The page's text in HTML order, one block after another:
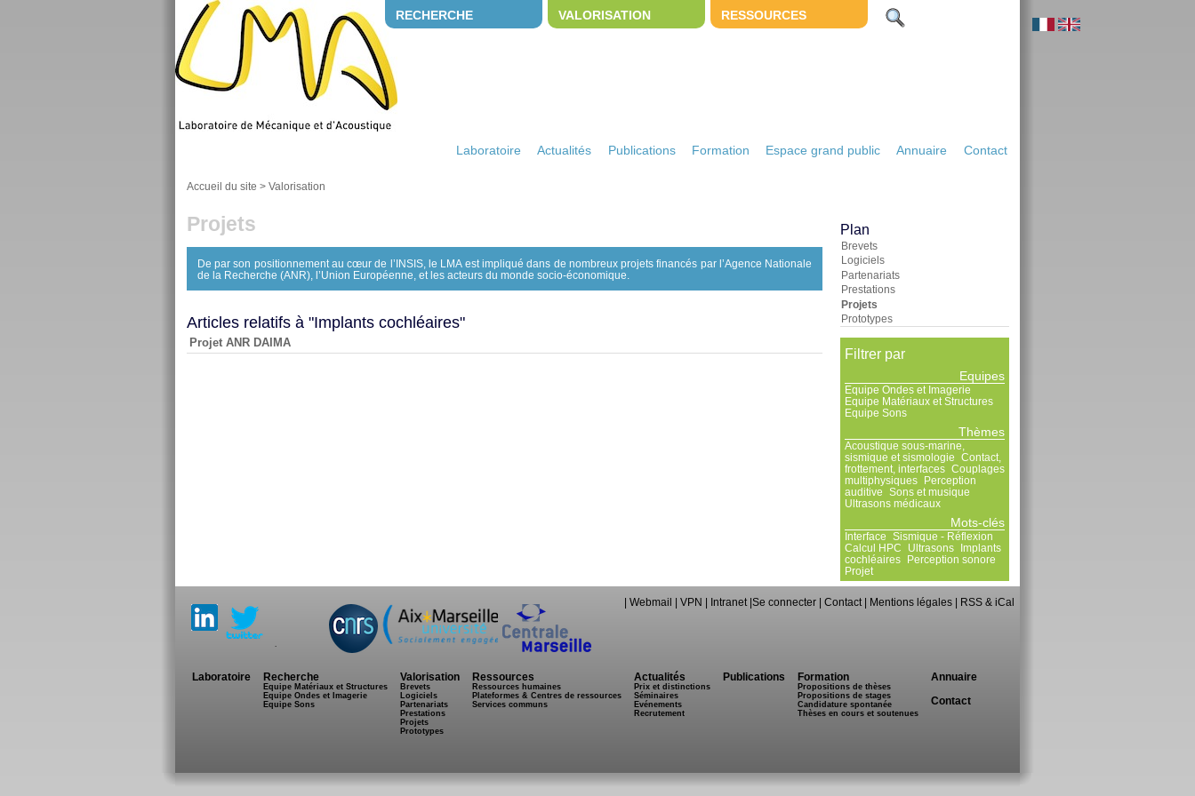
RECHERCHE VALORISATION RESSOURCES
Laboratoire Actualités Publications Formation Espace grand public Annuaire Contact
Accueil du site > Valorisation
Projets
De par son positionnement au cœur de l’INSIS, le LMA est impliqué dans de nombreux projets financés par l’Agence Nationale
de la Recherche (ANR), l’Union Européenne, et les acteurs du monde socio-économique.
Articles relatifs à "Implants cochléaires"
Projet ANR DAIMA
Plan
Brevets
Logiciels
Partenariats
Prestations
Projets
Prototypes
Filtrer par
Equipes
Equipe Ondes et Imagerie
Equipe Matériaux et Structures
Equipe Sons
Thèmes
Acoustique sous-marine,
sismique et sismologie
Contact,
frottement, interfaces Couplages
multiphysiques
Perception
auditive
Sons et musique
Ultrasons médicaux
Mots-clés
Interface
Sismique - Réflexion
Calcul HPC
Ultrasons
Implants
cochléaires
Perception sonore
Projet
|Webmail |VPN | Intranet |Se connecter |Contact | Mentions légales | RSS & iCal
Laboratoire Recherche
Equipe Matériaux et Structures
Equipe Ondes et Imagerie
Equipe Sons
Valorisation
Brevets
Logiciels
Partenariats
Prestations
Projets
Prototypes
Ressources
Ressources humaines
Plateformes & Centres de ressources
Services communs
Actualités
Prix et distinctions
Séminaires
Evénements
Recrutement
Publications Formation
Propositions de thèses
Propositions de stages
Candidature spontanée
Thèses en cours et soutenues
Annuaire
Contact